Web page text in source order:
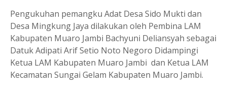
Pengukuhan pemangku Adat Desa Sido Mukti dan
Desa Mingkung Jaya dilakukan oleh Pembina LAM
Kabupaten Muaro Jambi Bachyuni Deliansyah sebagai
Datuk Adipati Arif Setio Noto Negoro Didampingi
Ketua LAM Kabupaten Muaro Jambi dan Ketua LAM
Kecamatan Sungai Gelam Kabupaten Muaro Jambi.